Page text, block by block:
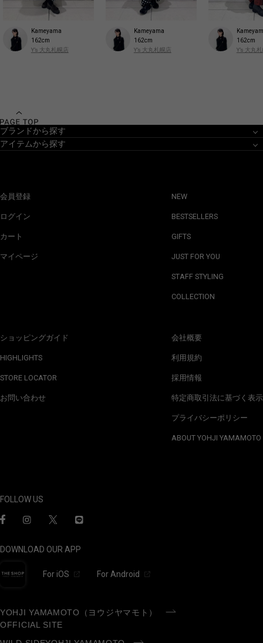
Kameyama
162cm
Y’s 大丸札幌店
Kameyama
162cm
Y’s 大丸札幌店
162cm
Y’s 大丸
ブランドから探す
アイテムから探す
会員登録
ログイン
カート
マイページ
ショッピングガイド
HIGHLIGHTS
STORE LOCATOR
お問い合わせ
NEW
BESTSELLERS
GIFTS
JUST FOR YOU
STAFF STYLING
COLLECTION
会社概要
利用規約
採用情報
特定商取引法に基づく表示
プライバシーポリシー
ABOUT YOHJI YAMAMOTO
FOLLOW US
DOWNLOAD OUR APP
For iOS For Android
YOHJI YAMAMOTO（ヨウジヤマモト）
OFFICIAL SITE